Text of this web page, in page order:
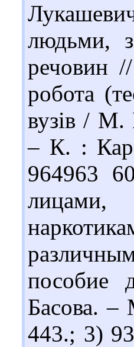
людьми,
речовин
робота
вузів /
– К. :
964963
Басова.
443.; 3)